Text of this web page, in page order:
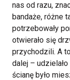
nas od razu,
bandaże, różne
potrzebowały
otwierało się
przychodzili. A
dalej –
ścianę było